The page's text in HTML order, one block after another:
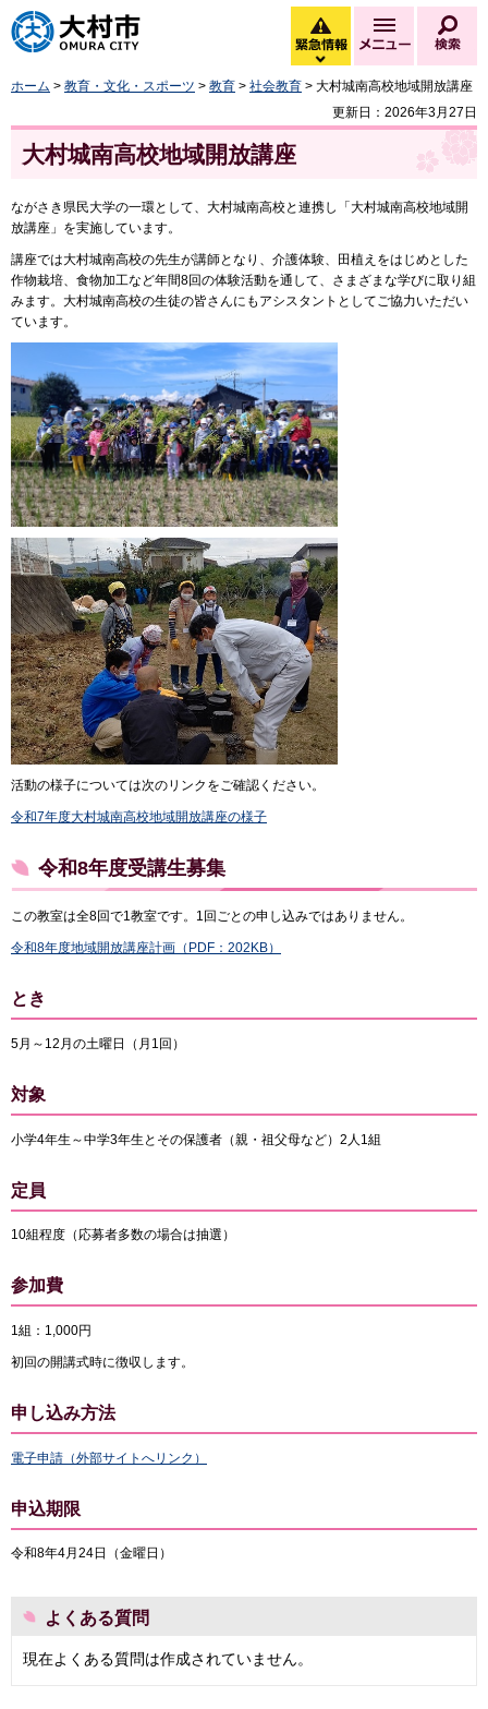
大村市
緊急情報
緊急情報を開く
メニュー
ホーム > 教育・文化・スポーツ > 教育 > 社会教育 > 大村城南高校地域開放講座
更新日：2026年3月27日
大村城南高校地域開放講座
ながさき県民大学の一環として、大村城南高校と連携し「大村城南高校地域開
放講座」を実施しています。
講座では大村城南高校の先生が講師となり、介護体験、田植えをはじめとした
作物栽培、食物加工など年間8回の体験活動を通して、さまざまな学びに取り組
みます。大村城南高校の生徒の皆さんにもアシスタントとしてご協力いただい
ています。
活動の様子については次のリンクをご確認ください。
令和7年度大村城南高校地域開放講座の様子
令和8年度受講生募集
この教室は全8回で1教室です。1回ごとの申し込みではありません。
令和8年度地域開放講座計画（PDF：202KB）
とき
5月～12月の土曜日（月1回）
対象
小学4年生～中学3年生とその保護者（親・祖父母など）2人1組
定員
10組程度（応募者多数の場合は抽選）
参加費
1組：1,000円
初回の開講式時に徴収します。
申し込み方法
電子申請（外部サイトへリンク）
申込期限
令和8年4月24日（金曜日）
よくある質問
現在よくある質問は作成されていません。